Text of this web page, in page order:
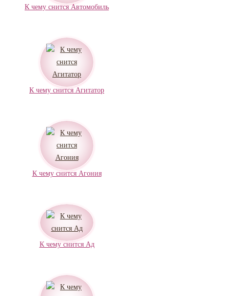
К чему снится Автомобиль
К чему снится Агитатор
К чему снится Агония
К чему снится Ад